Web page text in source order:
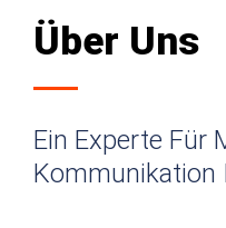
Über Uns
Ein Experte Für
Kommunikation